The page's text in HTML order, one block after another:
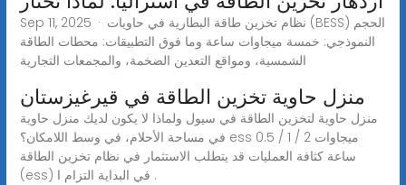
Sep 11, 2025 · نظام تخزين طاقة البطارية في حاويات (BESS) الحجم
النموذجي: خمسة ميجاوات ساعة وما فوق التطبيقات: محطات الطاقة
الشمسية، ومواقع التعدين الضخمة، والمجمعات التجارية
منزل حاوية تخزين الطاقة في قيرغيزستان
منزل حاوية لتخزين الطاقة في سيول ولماذا لا يكون لديك منزل حاوية
في مساحة الأحلام، في وسط اللامكان؟ ess 0.5 / 1 / 2 ميجاوات
ساعة كثافة العمليات قد يتطلب الاستثمار في نظام تخزين الطاقة
(ess) في البداية التزام ا .